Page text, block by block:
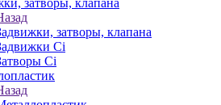
затворы, клапана
затворы, клапана
Ci
Ci